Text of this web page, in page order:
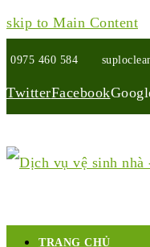
skip to Main Content
0975 460 584
TwitterFacebook
TRANG CHỦ